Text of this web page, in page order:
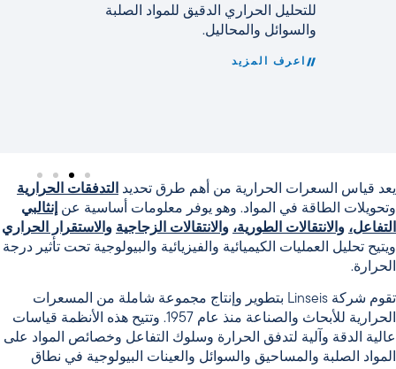
للتحليل الحراري الدقيق للمواد الصلبة
والسوائل والمحاليل.
اعرف المزيد
يعد قياس السعرات الحرارية من أهم طرق تحديد
التدفقات الحرارية
وتحويلات الطاقة في المواد. وهو يوفر معلومات أساسية عن إنثالبي
التفاعل، والانتقالات الطورية، والانتقالات الزجاجية والاستقرار الحراري
ويتيح تحليل العمليات الكيميائية والفيزيائية والبيولوجية تحت تأثير درجة
الحرارة.
تقوم شركة Linseis بتطوير وإنتاج مجموعة شاملة من المسعرات
الحرارية للأبحاث والصناعة منذ عام 1957. وتتيح هذه الأنظمة قياسات
عالية الدقة وآلية لتدفق الحرارة وسلوك التفاعل وخصائص المواد على
المواد الصلبة والمساحيق والسوائل والعينات البيولوجية في نطاق